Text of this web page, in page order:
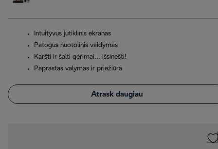
Intuityvus jutiklinis ekranas
Patogus nuotolinis valdymas
Karšti ir šalti gėrimai... išsinešti!
Paprastas valymas ir priežiūra
Atrask daugiau